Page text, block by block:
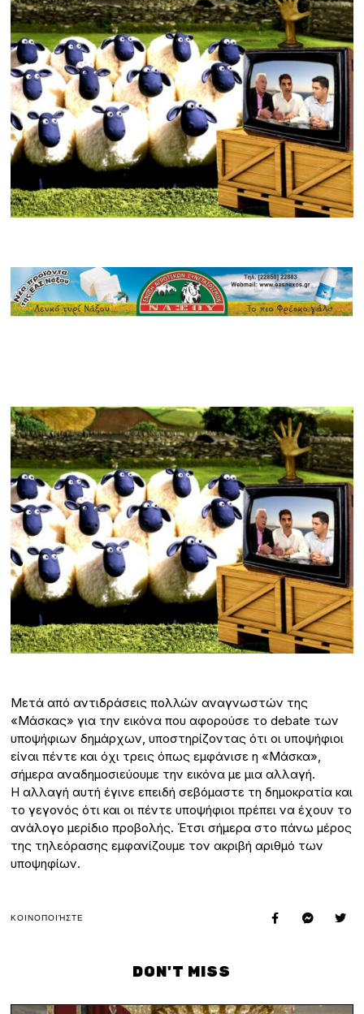
Μετά από αντιδράσεις πολλών αναγνωστών της
«Μάσκας» για την εικόνα που αφορούσε το debate των
υποψήφιων δημάρχων, υποστηρίζοντας ότι οι υποψήφιοι
είναι πέντε και όχι τρεις όπως εμφάνισε η «Μάσκα»,
σήμερα αναδημοσιεύουμε την εικόνα με μια αλλαγή.
Η αλλαγή αυτή έγινε επειδή σεβόμαστε τη δημοκρατία και
το γεγονός ότι και οι πέντε υποψήφιοι πρέπει να έχουν το
ανάλογο μερίδιο προβολής. Έτσι σήμερα στο πάνω μέρος
της τηλεόρασης εμφανίζουμε τον ακριβή αριθμό των
υποψηφίων.
ΚΟΙΝΟΠΟΙΉΣΤΕ
DON'T MISS